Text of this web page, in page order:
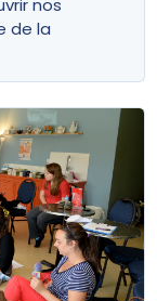
nos
de la